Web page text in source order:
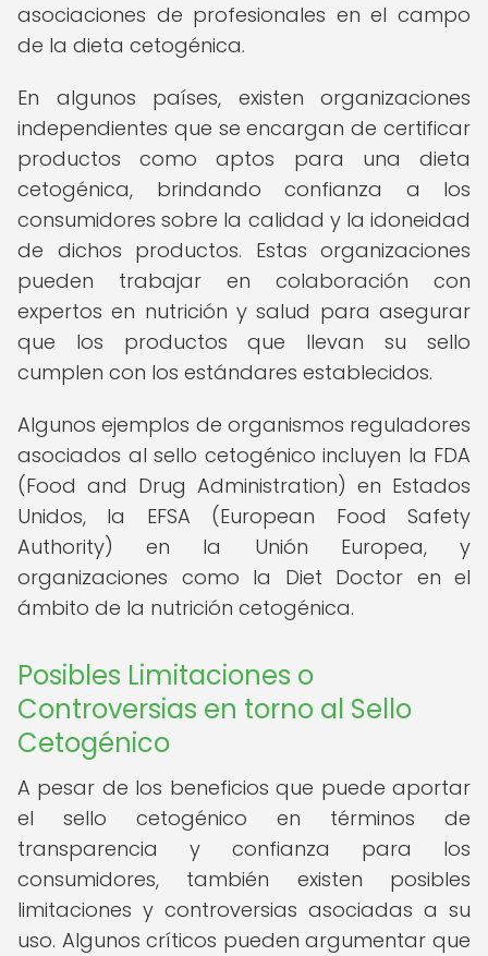
asociaciones de profesionales en el campo
de la dieta cetogénica.
En algunos países, existen organizaciones
independientes que se encargan de certificar
productos como aptos para una dieta
cetogénica, brindando confianza a los
consumidores sobre la calidad y la idoneidad
de dichos productos. Estas organizaciones
pueden trabajar en colaboración con
expertos en nutrición y salud para asegurar
que los productos que llevan su sello
cumplen con los estándares establecidos.
Algunos ejemplos de organismos reguladores
asociados al sello cetogénico incluyen la FDA
(Food and Drug Administration) en Estados
Unidos, la EFSA (European Food Safety
Authority) en la Unión Europea, y
organizaciones como la Diet Doctor en el
ámbito de la nutrición cetogénica.
Posibles Limitaciones o
Controversias en torno al Sello
Cetogénico
A pesar de los beneficios que puede aportar
el sello cetogénico en términos de
transparencia y confianza para los
consumidores, también existen posibles
limitaciones y controversias asociadas a su
uso. Algunos críticos pueden argumentar que